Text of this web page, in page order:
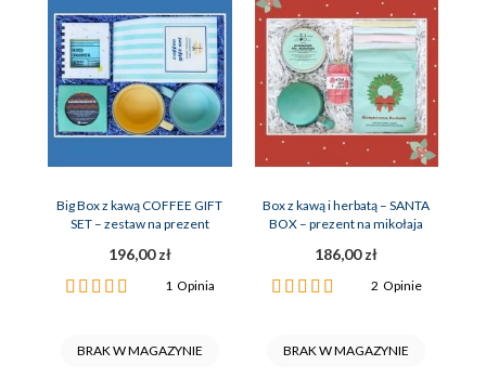
Big Box z kawą COFFEE GIFT
SET – zestaw na prezent
196,00 zł
Ocena:
1 Opinia
BRAK W MAGAZYNIE
Box z kawą i herbatą – SANTA
BOX – prezent na mikołaja
186,00 zł
Ocena:
2 Opinie
BRAK W MAGAZYNIE